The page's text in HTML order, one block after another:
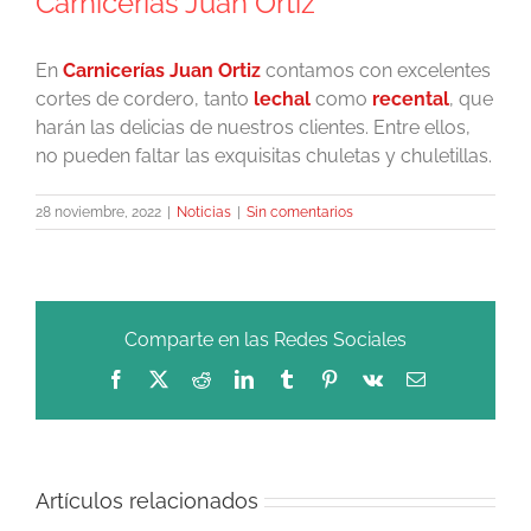
En Carnicerías Juan Ortiz contamos con excelentes
cortes de cordero, tanto lechal como recental, que
harán las delicias de nuestros clientes. Entre ellos,
no pueden faltar las exquisitas chuletas y chuletillas.
28 noviembre, 2022 | Noticias | Sin comentarios
Comparte en las Redes Sociales
Facebook
X RedditLinkedInTumblrPinterest
Vk
Correo
Artículos relacionados